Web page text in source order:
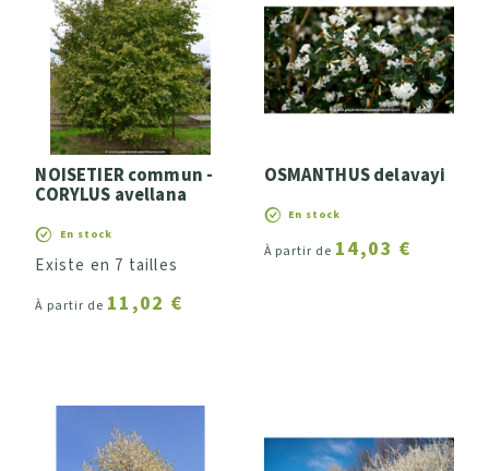
NOISETIER commun -
CORYLUS avellana
En stock
Existe en 7 tailles
À partir de 11,02 €
OSMANTHUS delavayi
En stock
À partir de 14,03 €